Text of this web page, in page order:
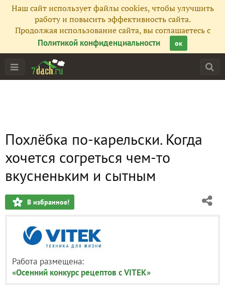
Наш сайт использует файлы cookies, чтобы улучшить
работу и повысить эффективность сайта.
Продолжая использование сайта, вы соглашаетесь с
Политикой конфиденциальности
ок
Похлёбка по-карельски. Когда
хочется согреться чем-то
вкусненьким и сытным
В избранное!
Работа размещена:
«Осенний конкурс рецептов с VITEK»